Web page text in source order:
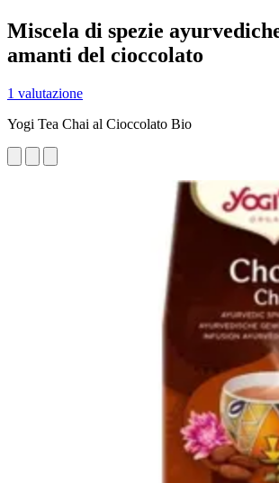
Miscela di spezie
amanti del cioccolato
1 valutazione
Yogi Tea Chai al Cioccolato Bio